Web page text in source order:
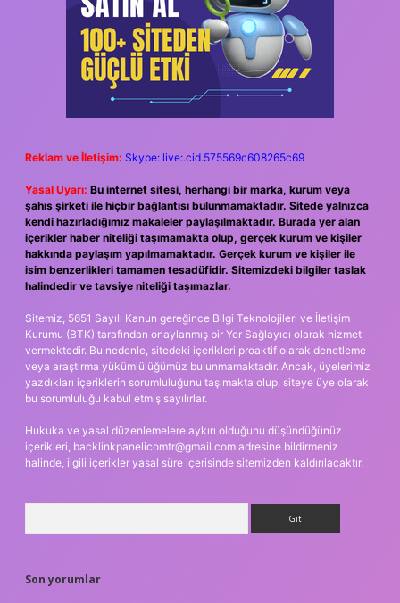
Reklam ve İletişim: Skype: live:.cid.575569c608265c69
Yasal Uyarı: Bu internet sitesi, herhangi bir marka, kurum veya
şahıs şirketi ile hiçbir bağlantısı bulunmamaktadır. Sitede yalnızca
kendi hazırladığımız makaleler paylaşılmaktadır. Burada yer alan
içerikler haber niteliği taşımamakta olup, gerçek kurum ve kişiler
hakkında paylaşım yapılmamaktadır. Gerçek kurum ve kişiler ile
isim benzerlikleri tamamen tesadüfidir. Sitemizdeki bilgiler taslak
halindedir ve tavsiye niteliği taşımazlar.
Sitemiz, 5651 Sayılı Kanun gereğince Bilgi Teknolojileri ve İletişim
Kurumu (BTK) tarafından onaylanmış bir Yer Sağlayıcı olarak hizmet
vermektedir. Bu nedenle, sitedeki içerikleri proaktif olarak denetleme
veya araştırma yükümlülüğümüz bulunmamaktadır. Ancak, üyelerimiz
yazdıkları içeriklerin sorumluluğunu taşımakta olup, siteye üye olarak
bu sorumluluğu kabul etmiş sayılırlar.
Hukuka ve yasal düzenlemelere aykırı olduğunu düşündüğünüz
içerikleri, backlinkpanelicomtr@gmail.com adresine bildirmeniz
halinde, ilgili içerikler yasal süre içerisinde sitemizden kaldırılacaktır.
Son yorumlar